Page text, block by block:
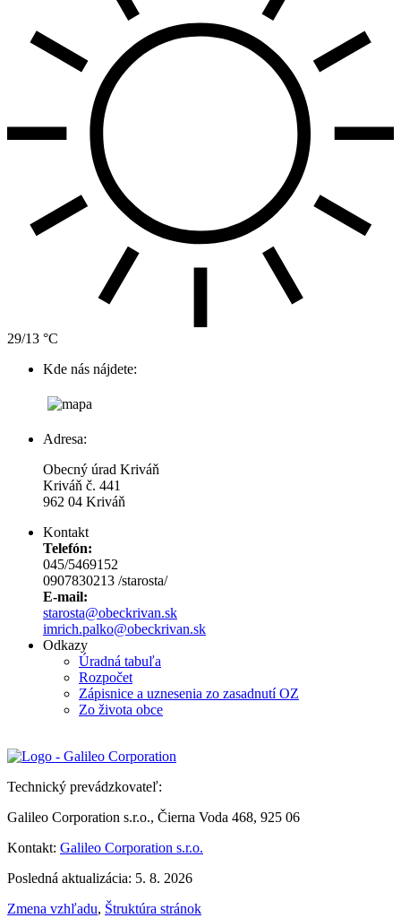
29/13 °C
Kde nás nájdete:
Adresa:
Obecný úrad Kriváň
Kriváň č. 441
962 04 Kriváň
Kontakt
Telefón:
045/5469152
0907830213 /starosta/
E-mail:
starosta@obeckrivan.sk
imrich.palko@obeckrivan.sk
Odkazy
Úradná tabuľa
Rozpočet
Zápisnice a uznesenia zo zasadnutí OZ
Zo života obce
Technický prevádzkovateľ:
Galileo Corporation s.r.o., Čierna Voda 468, 925 06
Kontakt: Galileo Corporation s.r.o.
Posledná aktualizácia: 5. 8. 2026
Zmena vzhľadu, Štruktúra stránok